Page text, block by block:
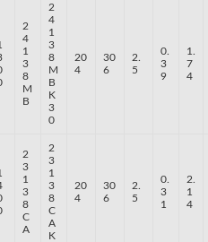
2
4
1
3
8
M
B
2
4
1
3
8
M
B
K
3
0
20
4
30
6
2.
5
0.
3
9
1.
7
4
2
3
1
3
8
C
A
2
3
1
3
8
C
A
K
20
4
30
6
2.
5
0.
3
1
2.
1
4